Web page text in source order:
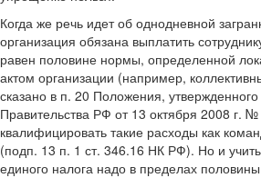
Когда же речь идет об однодневной
организация обязана выплатить
равен половине нормы, определенной
актом организации (например,
сказано в п. 20 Положения,
Правительства РФ от 13 октября 2008 г.
квалифицировать такие расходы как
(подп. 13 п. 1 ст. 346.16 НК РФ). Но и
единого налога надо в пределах